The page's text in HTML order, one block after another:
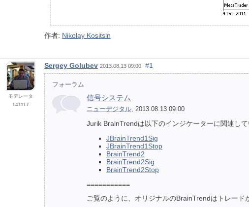
作者: Nikolay Kositsin
モデレータ
141117
Sergey Golubev 2013.08.13 09:00 #1
フォーラム
信号システム
ニューデジタル, 2013.08.13 09:00
Jurik BrainTrendは以下のインジケーターに関連して
JBrainTrend1Sig
JBrainTrend1Stop
BrainTrend2
BrainTrend2Sig
BrainTrend2Stop
===========
ご覧のように、オリジナルのBrainTrendはトレー